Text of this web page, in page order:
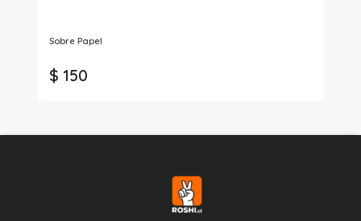
Sobre Papel
$ 150